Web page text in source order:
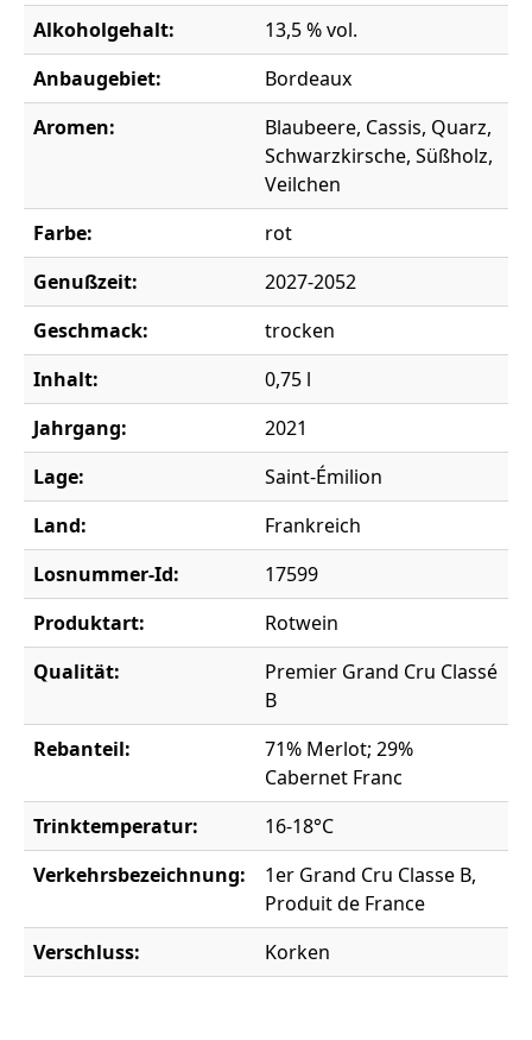
Alkoholgehalt:
13,5 % vol.
Anbaugebiet:
Bordeaux
Aromen:
Blaubeere, Cassis, Quarz,
Schwarzkirsche, Süßholz,
Veilchen
Farbe:
rot
Genußzeit:
2027-2052
Geschmack:
trocken
Inhalt:
0,75 l
Jahrgang:
2021
Lage:
Saint-Émilion
Land:
Frankreich
Losnummer-Id:
17599
Produktart:
Rotwein
Qualität:
Premier Grand Cru Classé
B
Rebanteil:
71% Merlot; 29%
Cabernet Franc
Trinktemperatur:
16-18°C
Verkehrsbezeichnung:
1er Grand Cru Classe B,
Produit de France
Verschluss:
Korken